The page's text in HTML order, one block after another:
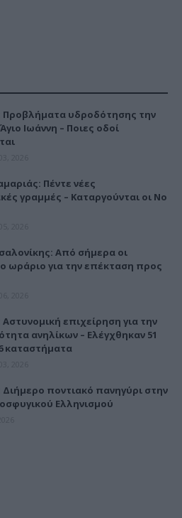
Προβλήματα υδροδότησης την
Ιωάννη – Ποιες οδοί
Πέντε νέες
γραμμές – Καταργούνται οι Νο
Από σήμερα οι
ωράριο για την επέκταση προς
επιχείρηση για την
ανηλίκων – Ελέγχθηκαν 51
καταστήματα
ποντιακό πανηγύρι στην
Ελληνισμού